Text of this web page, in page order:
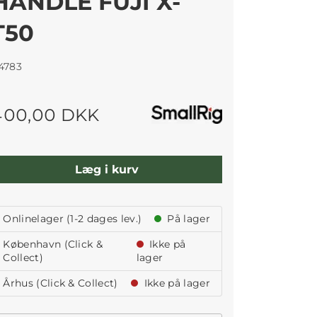
DKK
Læg i kurv
Onlinelager (1-2 dages lev.)
På lager
København (Click &
Collect)
Ikke på
lager
Århus (Click & Collect)
Ikke på lager